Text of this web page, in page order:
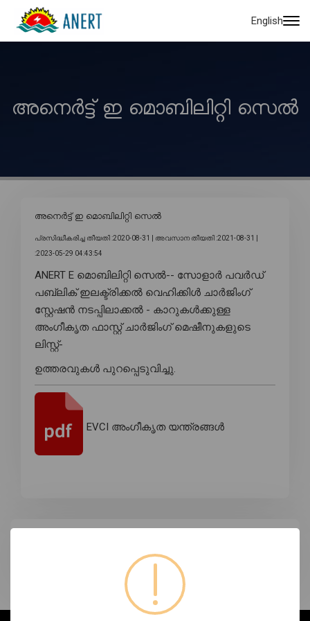
English
അനെർട്ട് ഇ മൊബിലിറ്റി സെൽ
അനെർട്ട് ഇ മൊബിലിറ്റി സെൽ
പ്രസിദ്ധീകരിച്ച തീയതി :2020-08-31 | അവസാന തീയതി :2021-08-31 |
:2023-05-29 04:43:54
ANERT E മൊബിലിറ്റി സെൽ-- സോളാർ പവർഡ്
പബ്ലിക് ഇലക്ട്രിക്കൽ വെഹിക്കിൾ ചാർജിംഗ്
സ്റ്റേഷൻ നടപ്പിലാക്കൽ - കാറുകൾക്കുള്ള
അംഗീകൃത ഫാസ്റ്റ് ചാർജിംഗ് മെഷീനുകളുടെ
ലിസ്റ്റ്-
ഉത്തരവുകൾ പുറപ്പെടുവിച്ചു.
EVCI അംഗീകൃത യന്ത്രങ്ങൾ